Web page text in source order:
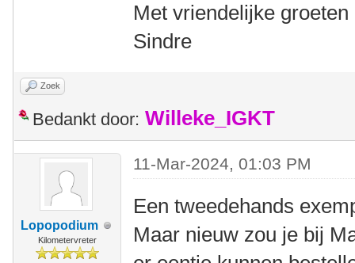
Met vriendelijke groeten
Sindre
Zoek
Bedankt door: Willeke_IGKT
Lopopodium
Kilometervreter
11-Mar-2024, 01:03 PM
Een tweedehands
Maar nieuw zou je bij